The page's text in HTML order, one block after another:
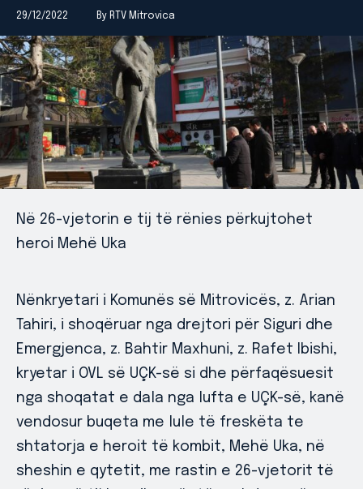
29/12/2022 By RTV Mitrovica
Në 26-vjetorin e tij të rënies përkujtohet
heroi Mehë Uka
Nënkryetari i Komunës së Mitrovicës, z. Arian
Tahiri, i shoqëruar nga drejtori për Siguri dhe
Emergjenca, z. Bahtir Maxhuni, z. Rafet Ibishi,
kryetar i OVL së UÇK-së si dhe përfaqësuesit
nga shoqatat e dala nga lufta e UÇK-së, kanë
vendosur buqeta me lule të freskëta te
shtatorja e heroit të kombit, Mehë Uka, në
sheshin e qytetit, me rastin e 26-vjetorit të